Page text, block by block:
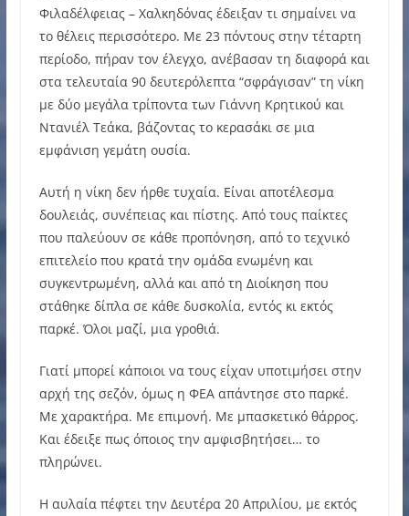
Φιλαδέλφειας – Χαλκηδόνας έδειξαν τι σημαίνει να
το θέλεις περισσότερο. Με 23 πόντους στην τέταρτη
περίοδο, πήραν τον έλεγχο, ανέβασαν τη διαφορά και
στα τελευταία 90 δευτερόλεπτα “σφράγισαν” τη νίκη
με δύο μεγάλα τρίποντα των Γιάννη Κρητικού και
Ντανιέλ Τεάκα, βάζοντας το κερασάκι σε μια
εμφάνιση γεμάτη ουσία.
Αυτή η νίκη δεν ήρθε τυχαία. Είναι αποτέλεσμα
δουλειάς, συνέπειας και πίστης. Από τους παίκτες
που παλεύουν σε κάθε προπόνηση, από το τεχνικό
επιτελείο που κρατά την ομάδα ενωμένη και
συγκεντρωμένη, αλλά και από τη Διοίκηση που
στάθηκε δίπλα σε κάθε δυσκολία, εντός κι εκτός
παρκέ. Όλοι μαζί, μια γροθιά.
Γιατί μπορεί κάποιοι να τους είχαν υποτιμήσει στην
αρχή της σεζόν, όμως η ΦΕΑ απάντησε στο παρκέ.
Με χαρακτήρα. Με επιμονή. Με μπασκετικό θάρρος.
Και έδειξε πως όποιος την αμφισβητήσει… το
πληρώνει.
Η αυλαία πέφτει την Δευτέρα 20 Απριλίου, με εκτός